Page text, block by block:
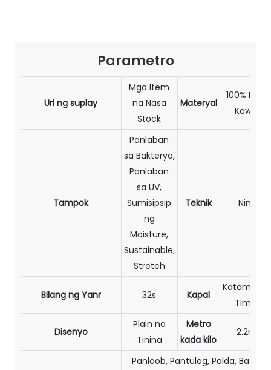
Parametro
Uri ng suplay
Mga Item
na Nasa
Stock
Materyal
100%
Tampok
Panlaban
sa Bakterya,
Panlaban
sa UV,
Sumisipsip
ng
Moisture,
Sustainable,
Stretch
Teknik Niniting
Bilang ng Yanr 32s Kapal
Disenyo
Plain na
Tinina
Metro
kada kilo
2.2m/kg
Panloob, Pantulog, Palda,